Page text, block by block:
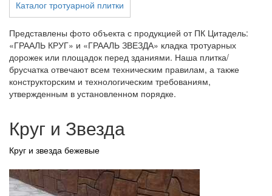
Каталог тротуарной плитки
Представлены фото объекта с продукцией от ПК Цитадель:
«ГРААЛЬ КРУГ» и «ГРААЛЬ ЗВЕЗДА» кладка тротуарных
дорожек или площадок перед зданиями. Наша плитка/
брусчатка отвечают всем техническим правилам, а также
конструкторским и технологическим требованиям,
утвержденным в установленном порядке.
Круг и Звезда
Круг и звезда бежевые